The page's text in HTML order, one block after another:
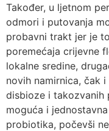
Također, u ljetnom
odmori i putovanja
probavni trakt jer je
poremećaja crijevne
lokalne sredine,
novih namirnica, čak
disbioze i takozvanih
moguća i
probiotika, počevši